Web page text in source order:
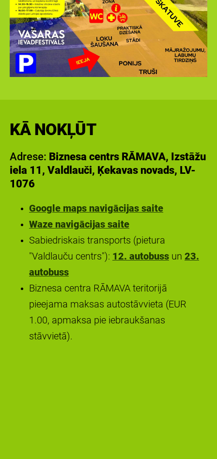
KĀ NOKĻŪT
Adrese: Biznesa centrs RĀMAVA, Izstāžu
iela 11, Valdlauči, Ķekavas novads, LV-
1076
Google maps navigācijas saite
Waze navigācijas saite
Sabiedriskais transports (pietura
"Valdlauču centrs"): 12. autobuss un 23.
autobuss
Biznesa centra RĀMAVA teritorijā
pieejama maksas autostāvvieta (EUR
1.00, apmaksa pie iebraukšanas
stāvvietā).